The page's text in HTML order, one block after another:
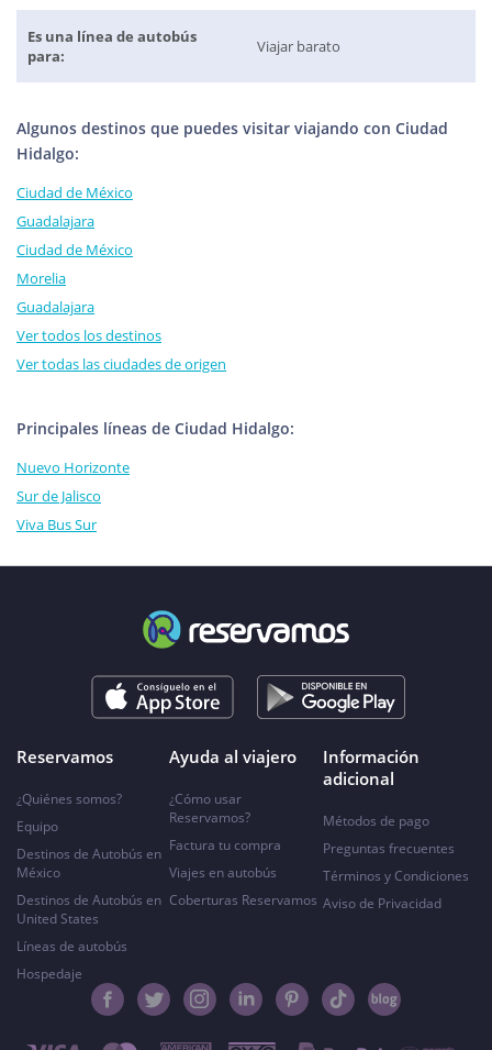
Es una línea de autobús
para:
Viajar barato
Algunos destinos que puedes visitar viajando con Ciudad
Hidalgo:
Ciudad de México
Guadalajara
Ciudad de México
Morelia
Guadalajara
Ver todos los destinos
Ver todas las ciudades de origen
Principales líneas de Ciudad Hidalgo:
Nuevo Horizonte
Sur de Jalisco
Viva Bus Sur
Reservamos
¿Quiénes somos?
Equipo
Destinos de Autobús en
México
Destinos de Autobús en
United States
Líneas de autobús
Hospedaje
Ayuda al viajero
¿Cómo usar
Reservamos?
Factura tu compra
Viajes en autobús
Coberturas Reservamos
Información
adicional
Métodos de pago
Preguntas frecuentes
Términos y Condiciones
Aviso de Privacidad